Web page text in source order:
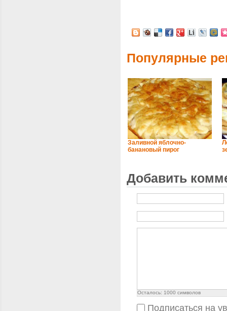
Популярные
Заливной яблочно-
банановый пирог
Добавить
Осталось: 1000 символов
Подписаться на